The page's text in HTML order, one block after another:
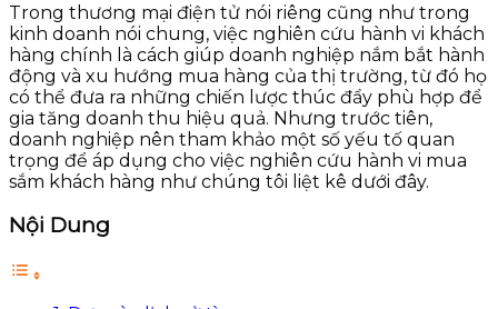
Trong thương mại điện tử nói riêng cũng như trong
kinh doanh nói chung, việc nghiên cứu hành vi khách
hàng chính là cách giúp doanh nghiệp nắm bắt hành
động và xu hướng mua hàng của thị trường, từ đó họ
có thể đưa ra những chiến lược thúc đẩy phù hợp để
gia tăng doanh thu hiệu quả. Nhưng trước tiên,
doanh nghiệp nên tham khảo một số yếu tố quan
trọng để áp dụng cho việc nghiên cứu hành vi mua
sắm khách hàng như chúng tôi liệt kê dưới đây.
Nội Dung